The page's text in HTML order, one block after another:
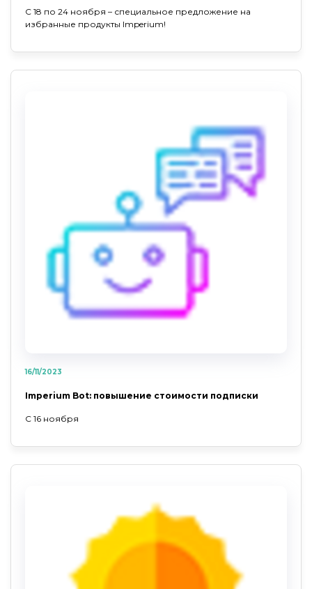
С 18 по 24 ноября – специальное предложение на
избранные продукты Imperium!
16/11/2023
Imperium Bot: повышение стоимости подписки
С 16 ноября